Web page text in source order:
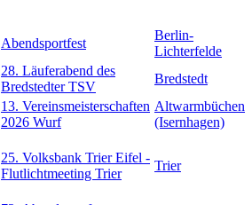
Abendsportfest
Berlin-
Lichterfelde
28. Läuferabend des
Bredstedter TSV
Bredstedt
13. Vereinsmeisterschaften
2026 Wurf
Altwarmbüchen
(Isernhagen)
25. Volksbank Trier Eifel -
Flutlichtmeeting Trier
Trier